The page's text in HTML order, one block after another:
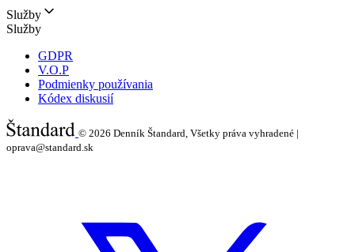
Služby
Služby
GDPR
V.O.P
Podmienky používania
Kódex diskusií
© 2026 Denník Štandard, Všetky práva vyhradené |
oprava@standard.sk